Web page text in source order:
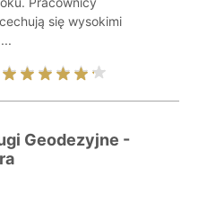
się wysokimi
Geodezyjne -